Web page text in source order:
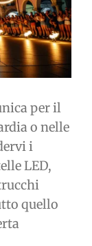
per il
o nelle
i
LED,
quello